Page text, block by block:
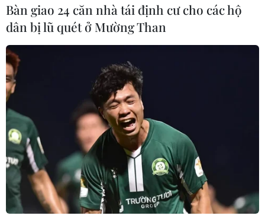
Khoảng một nửa dân số Nam Phi có thể đã
mắc COVID-19
18/02/2021 11:05
Là nước châu Phi chịu tác động nặng nề nhất của
Bàn giao 24 căn nhà tái định cư cho các hộ
dân bị lũ quét ở Mường Than